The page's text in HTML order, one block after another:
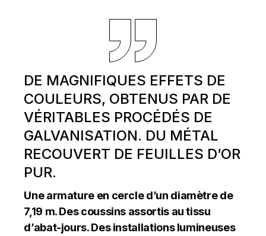
DE MAGNIFIQUES EFFETS DE
COULEURS, OBTENUS PAR DE
VÉRITABLES PROCÉDÉS DE
GALVANISATION. DU MÉTAL
RECOUVERT DE FEUILLES D’OR
PUR.
Une armature en cercle d’un diamètre de
7,19 m. Des coussins assortis au tissu
d’abat-jours. Des installations lumineuses